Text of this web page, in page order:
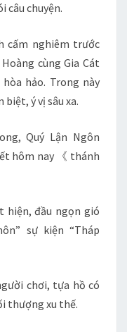
câu chuyện.
cấm nghiêm trước
cùng Gia Cát
hảo. Trong này
biệt, ý vị sâu xa.
Quý Lận Ngôn
hôm nay 《 thánh
đầu ngọn gió
sự kiện “Tháp
chơi, tựa hồ có
thượng xu thế.